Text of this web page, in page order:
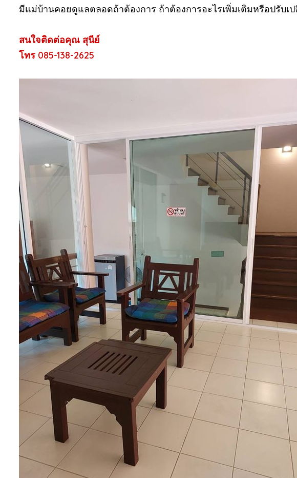
มีแม่บ้านคอยดูแลตลอดถ้าต้องการ ถ้าต้องการอะไรเพิ่มเติมหรือปรับ
สนใจติดต่อคุณ สุนีย์
โทร 085-138-2625